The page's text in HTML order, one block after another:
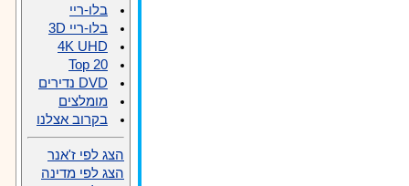
בלו-ריי
בלו-ריי 3D
4K UHD
Top 20
DVD נדירים
מומלצים
בקרוב אצלנו
הצג לפי ז'אנר
הצג לפי מדינה